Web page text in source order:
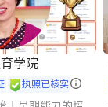
学院
执照已核实